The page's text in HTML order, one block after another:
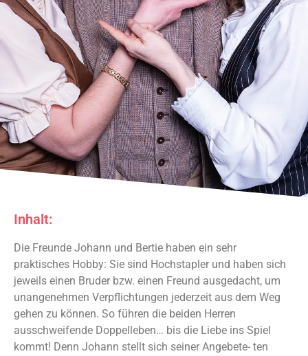
Is des doin
Ernscht?
Komödienklassiker
nach: Oscar Wilde
Inhalt:
Die Freunde Johann und Bertie haben ein sehr
praktisches Hobby: Sie sind Hochstapler und haben sich
jeweils einen Bruder bzw. einen Freund ausgedacht, um
unangenehmen Verpflichtungen jederzeit aus dem Weg
gehen zu können. So führen die beiden Herren
ausschweifende Doppelleben… bis die Liebe ins Spiel
kommt! Denn Johann stellt sich seiner Angebete- ten